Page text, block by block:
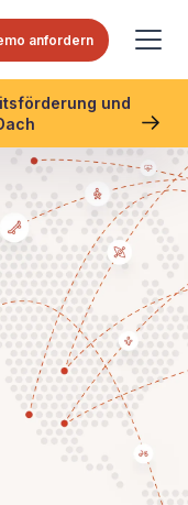
anfordern
und